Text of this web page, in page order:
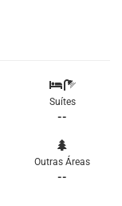
Suítes
--
Outras Áreas
--